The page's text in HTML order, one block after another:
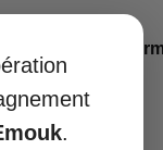
Où acheter une
2025 ?
14, 2025
plus »
.